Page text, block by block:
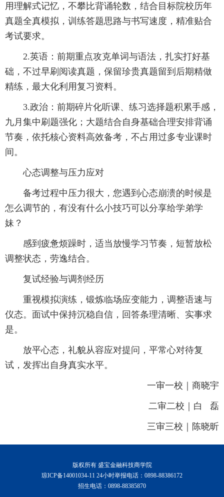
用理解式记忆，不攀比背诵轮数，结合目标院校历年
真题全真模拟，训练答题思路与书写速度，精准贴合
考试要求。
2.英语：前期重点攻克单词与语法，扎实打好基
础，不过早刷阅读真题，保留珍贵真题留到后期精做
精练，最大化利用复习资料。
3.政治：前期碎片化听课、练习选择题积累手感，
九月集中刷题强化；大题结合自身基础合理安排背诵
节奏，依托核心资料高效备考，不占用过多专业课时
间。
心态调整与压力应对
备考过程中压力很大，您遇到心态崩溃的时候是
怎么调节的，有没有什么小技巧可以分享给学弟学
妹？
感到疲惫烦躁时，适当放慢学习节奏，短暂放松
调整状态，劳逸结合。
复试经验与调剂经历
重视模拟演练，锻炼临场应变能力，调整语速与
仪态。面试中保持沉稳自信，回答条理清晰、实事求
是。
放平心态，礼貌从容应对提问，平常心对待复
试，发挥出自身真实水平。
一审一校｜商晓宇
二审二校｜白 磊
三审三校｜陈晓昕
版权所有 盛宝金融科技商学院
琼ICP备14001034-11 24小时举报电话：0898-88386172
招生电话：0898-88385870